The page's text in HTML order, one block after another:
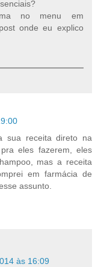
no menu em
onde eu explico
sua receita direto na
eles fazerem, eles
mas a receita
em farmácia de
assunto.
às 16:09